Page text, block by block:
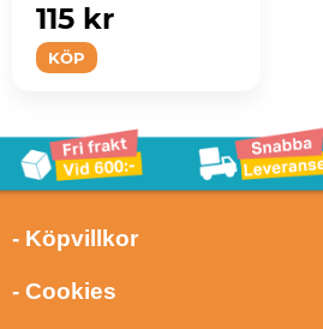
KÖP
115 kr
- Köpvillkor
- Cookies